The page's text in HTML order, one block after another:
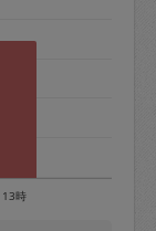
13時